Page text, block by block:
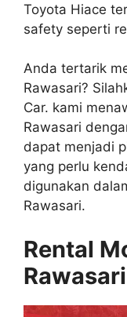
Toyota Hiace
safety seperti
Anda tertarik
Rawasari?
Car. kami
Rawasari
dapat menjadi
yang perlu
digunakan
Rawasari.
Rental
Rawasari